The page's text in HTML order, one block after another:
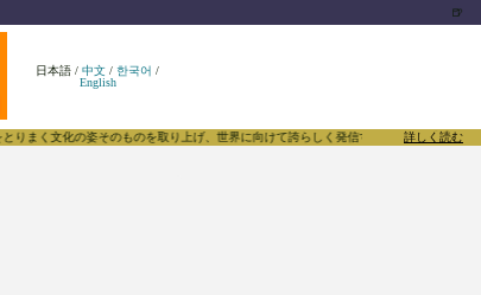
🍺
日本語 /中文 /한국어 /
English
のものを取り上げ、世界に向けて誇らしく発信することで、東方Projectのみならず
詳しく読む